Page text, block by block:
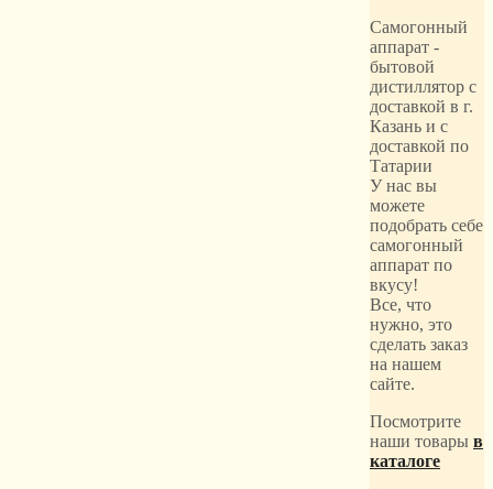
Самогонный
аппарат -
бытовой
дистиллятор с
доставкой в г.
Казань и с
доставкой по
Татарии
У нас вы
можете
подобрать себе
самогонный
аппарат по
вкусу!
Все, что
нужно, это
сделать заказ
на нашем
сайте.
Посмотрите
наши товары в
каталоге